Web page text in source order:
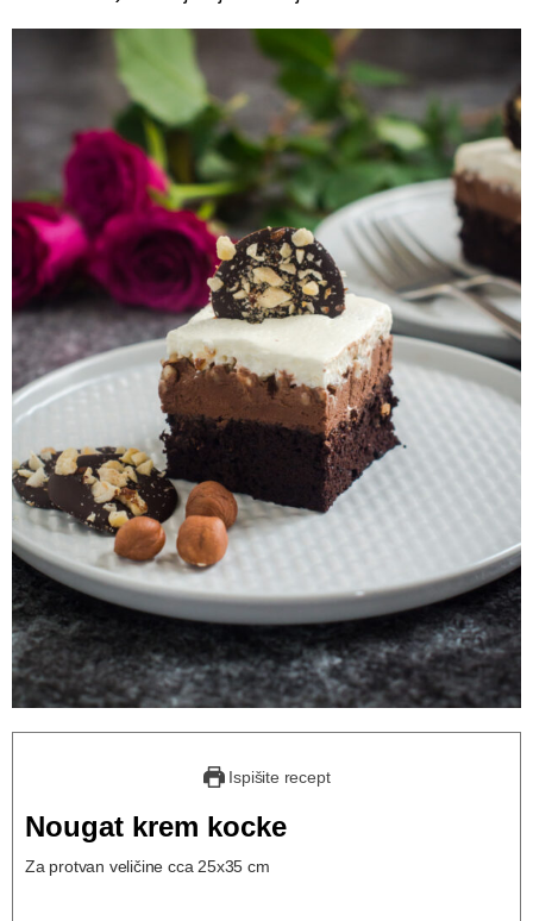
Ispišite recept
Nougat krem kocke
Za protvan veličine cca 25x35 cm